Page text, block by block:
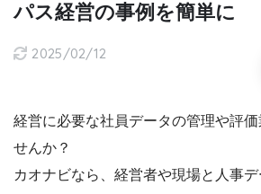
パス経営の事例を簡単に
2025/02/12
経営に必要な社員データの管理や評
せんか？
カオナビなら、経営者や現場と人事